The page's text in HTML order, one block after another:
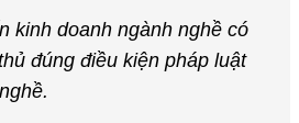
kinh doanh ngành nghề có
đúng điều kiện pháp luật